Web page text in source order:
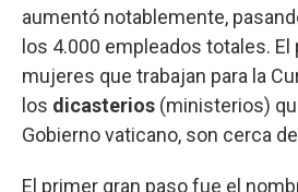
aumentó notablemente,
los 4.000 empleados totales.
mujeres que trabajan para la
los dicasterios (ministerios)
Gobierno vaticano, son cerca
El primer gran paso fue el